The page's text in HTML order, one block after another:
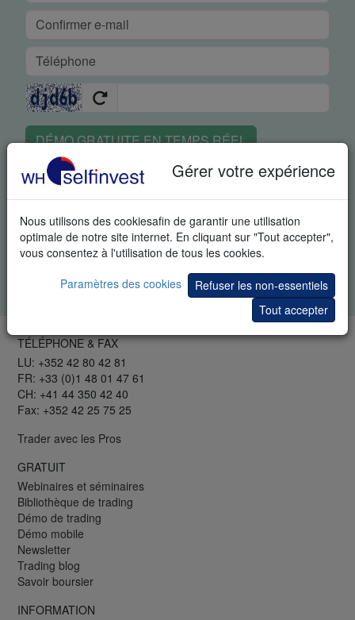
Gérer votre expérience
Nous utilisons des cookiesafin de garantir une utilisation
optimale de notre site internet. En cliquant sur "Tout accepter",
vous consentez à l'utilisation de tous les cookies.
Paramètres des cookies
Refuser les non-essentiels
Tout accepter
DÉMO GRATUITE EN TEMPS RÉEL
En demandant cet article vous reconnaissez spécifiquement
que nous pouvons vous envoyer des informations
événements portant sur le trading. Vous pouvez à tout moment
vous désabonner de ces informations.
Tous les champs sont obligatoires. Vos données restent
confidentielles.Charte de confidentialité.
TÉLÉPHONE & FAX
LU: +352 42 80 42 81
FR: +33 (0)1 48 01 47 61
CH: +41 44 350 42 40
Fax: +352 42 25 75 25
Trader avec les Pros
GRATUIT
Webinaires et séminaires
Bibliothèque de trading
Démo de trading
Démo mobile
Newsletter
Trading blog
Savoir boursier
INFORMATION